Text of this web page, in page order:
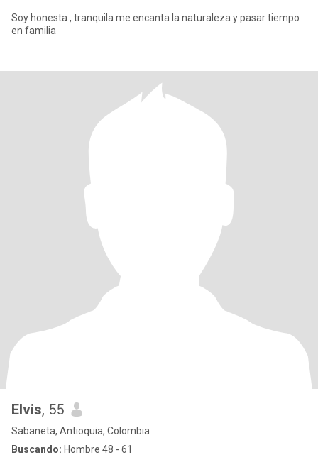
Soy honesta , tranquila me encanta la naturaleza y pasar tiempo
en familia
Elvis, 55
Sabaneta, Antioquia, Colombia
Buscando: Hombre 48 - 61